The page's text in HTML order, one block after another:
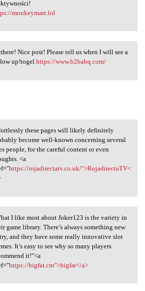
monkeymart.lol
Nice post! Please
Nice post! Please tell us when I will see a
up!togel https://www.b2babq.com/
these pages will
these pages will likely definitely
become well-known concerning several
people, for the careful content or even
<a
https://rojadirectatv.co.uk/">RojadirectaTV<
I like most about
I like most about Joker123 is the variety in
game library. There’s always something new
and they have some really innovative slot
It’s easy to see why so many players
it!"<a
https://bigfat.cm">bigfat</a>